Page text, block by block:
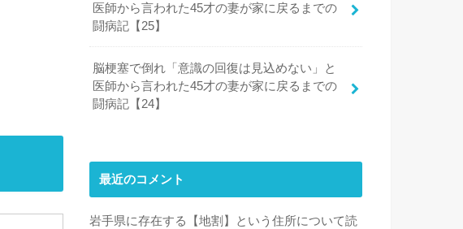
医師から言われた45才の妻が家に戻るまでの
闘病記【25】
脳梗塞で倒れ「意識の回復は見込めない」と
医師から言われた45才の妻が家に戻るまでの
闘病記【24】
最近のコメント
岩手県に存在する【地割】という住所について読